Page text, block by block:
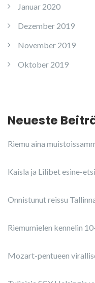
Januar 2020
Dezember 2019
November 2019
Oktober 2019
Neueste
Riemu aina
Kaisla ja Lilibet esine-
Onnistunut reissu
Riemumielen kennelin
Mozart-pentueen